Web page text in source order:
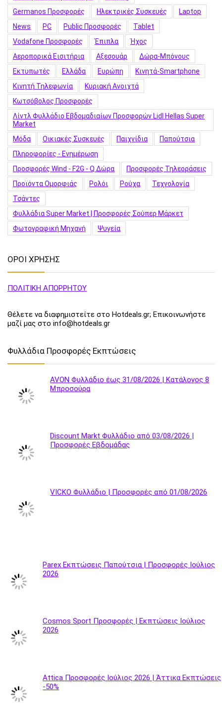
Germanos Προσφορές
Hλεκτρικές Συσκευές
Laptop
News
PC Public Προσφορές
Tablet
Vodafone Προσφορές
Έπιπλα
Ήχος
Αεροπορικά Εισιτήρια
Αξεσουάρ
Δώρα-Μπόνους
Εκτυπωτές
Ελλάδα Ευρώπη
Κινητά-Smartphone
Κινητή Τηλεφωνία
Κυριακή Ανοιχτά
Κωτσόβολος Προσφορές
Λίντλ Φυλλάδιο Εβδομαδιαίων Προσφορών Lidl Hellas Super
Market
Μόδα
Οικιακές Συσκευές Παιχνίδια
Παπούτσια
Πληροφορίες - Ενημέρωση
Προσφορές Wind - F2G - Q Δώρα
Προσφορές Τηλεοράσεις
Προϊόντα Ομορφιάς
Ρολόι Ρούχα
Τεχνολογία
Τσάντες
Φυλλάδια Super Market | Προσφορές Σούπερ Μάρκετ
Φωτογραφική Μηχανή
Ψυγεία
ΟΡΟΙ ΧΡΗΣΗΣ
ΠΟΛΙΤΙΚΗ ΑΠΟΡΡΗΤΟΥ
Θέλετε να διαφημιστείτε στο Hotdeals.gr; Επικοινωνήστε
μαζί μας στο info@hotdeals.gr
Φυλλάδια Προσφορές Εκπτώσεις
AVON Φυλλάδιο έως 31/08/2026 | Κατάλογος 8
Μπροσούρα
Discount Markt Φυλλάδιο από 03/08/2026 |
Προσφορές Εβδομάδας
VICKO Φυλλάδιο | Προσφορές από 01/08/2026
Parex Εκπτώσεις Παπούτσια | Προσφορές Ιούλιος
2026
Cosmos Sport Προσφορές | Εκπτώσεις Ιούλιος
2026
Attica Προσφορές Ιούλιος 2026 | Άττικα Εκπτώσεις
-50%